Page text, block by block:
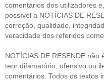
comentários dos utilizadores
possível a NOTÍCIAS DE
correção, qualidade,
veracidade dos referidos
NOTÍCIAS DE RESENDE não
teor difamatório, ofensivo ou
comentários. Todos os textos